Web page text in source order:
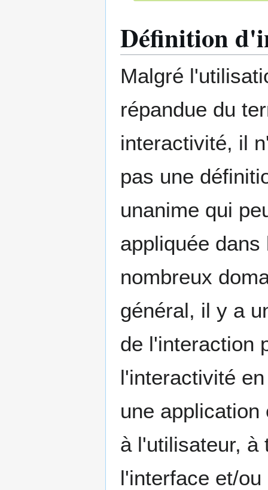
Définition
Malgré
répandue du
interactivité, il
pas une
unanime qui
appliquée dans
nombreux
général, il y a
de l'interaction
l'interactivité
une
à l'utilisateur, à
l'interface et/